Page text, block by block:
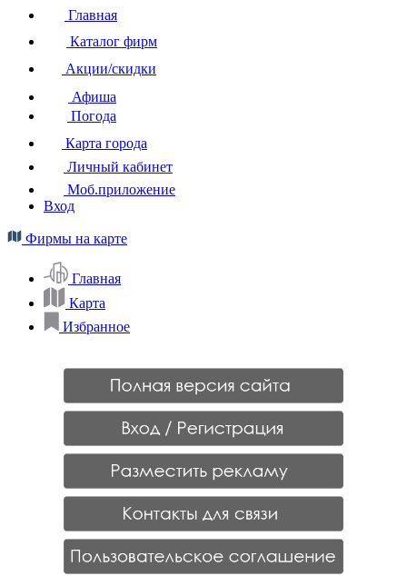
Главная
Каталог фирм
Акции/скидки
Афиша
Погода
Карта города
Личный кабинет
Моб.приложение
Вход
Фирмы на карте
Главная
Карта
Избранное